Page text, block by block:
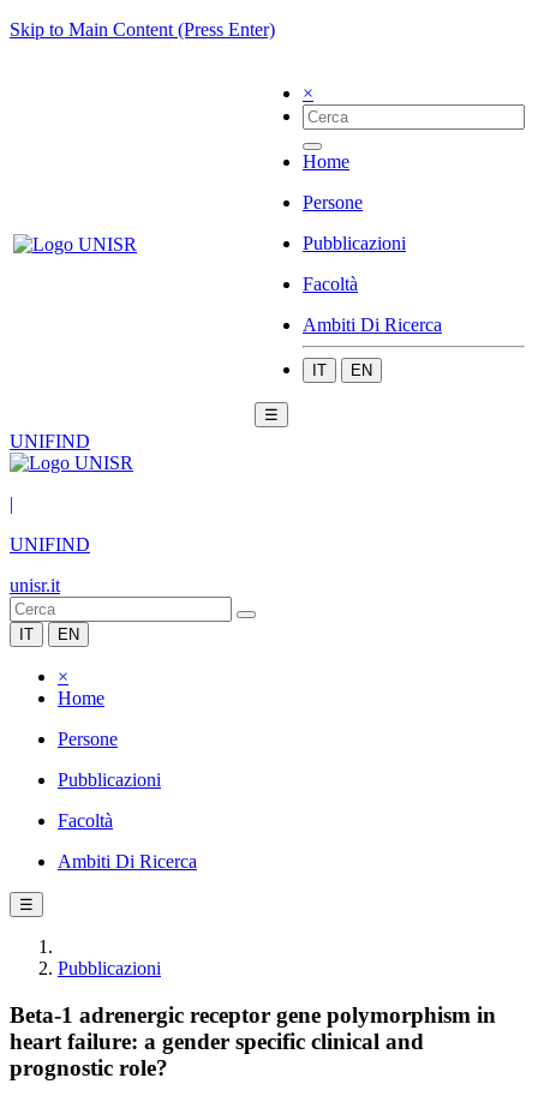
Skip to Main Content (Press Enter)
×
Home
Persone
Pubblicazioni
Facoltà
Ambiti Di Ricerca
IT EN
☰
UNIFIND
|
UNIFIND
unisr.it
IT EN
×
Home
Persone
Pubblicazioni
Facoltà
Ambiti Di Ricerca
☰
Pubblicazioni
Beta-1 adrenergic receptor gene polymorphism in
heart failure: a gender specific clinical and
prognostic role?